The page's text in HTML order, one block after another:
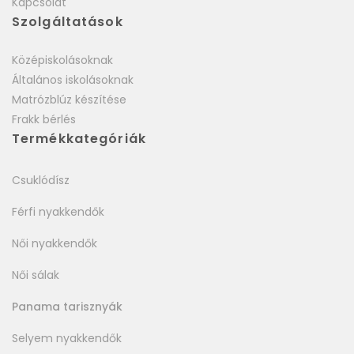
Szolgáltatások
Középiskolásoknak
Általános iskolásoknak
Matrózblúz készítése
Frakk bérlés
Termékkategóriák
Csuklódísz
Férfi nyakkendők
Női nyakkendők
Női sálak
Panama tarisznyák
Selyem nyakkendők